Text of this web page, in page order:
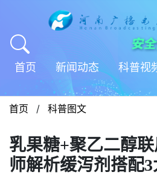
首页 新闻动态 科普视
首页 / 科普图文
乳果糖+聚乙二醇
师解析缓泻剂搭配